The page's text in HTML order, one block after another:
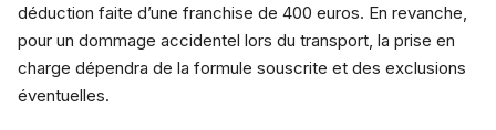
déduction faite d’une franchise de 400 euros. En revanche,
pour un dommage accidentel lors du transport, la prise en
charge dépendra de la formule souscrite et des exclusions
éventuelles.